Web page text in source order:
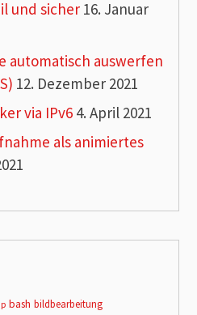
und sicher 16. Januar
automatisch auswerfen
12. Dezember 2021
via IPv6 4. April 2021
als animiertes
bash bildbearbeitung